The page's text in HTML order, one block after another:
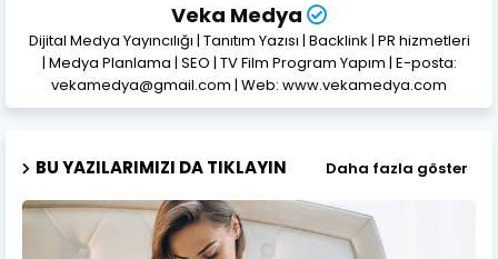
Veka Medya
Dijital Medya Yayıncılığı | Tanıtım Yazısı | Backlink | PR hizmetleri
| Medya Planlama | SEO | TV Film Program Yapım | E-posta:
vekamedya@gmail.com | Web: www.vekamedya.com
BU YAZILARIMIZI DA TIKLAYIN Daha fazla göster